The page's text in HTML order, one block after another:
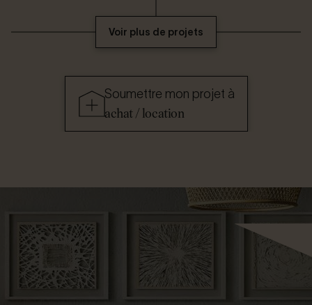
Voir plus de projets
Soumettre mon projet à
achat / location